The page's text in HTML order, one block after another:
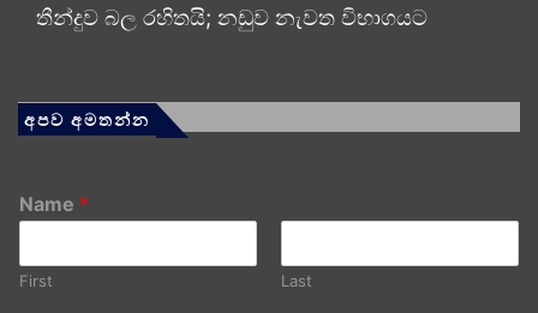
තීන්දුව බල රහිතයි; නඩුව නැවත විභාගයට
අපව අමතන්න
Name *
First Last